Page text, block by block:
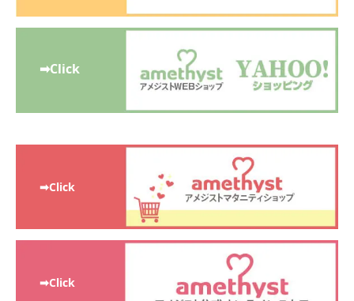
➡Click
➡Click
➡Click